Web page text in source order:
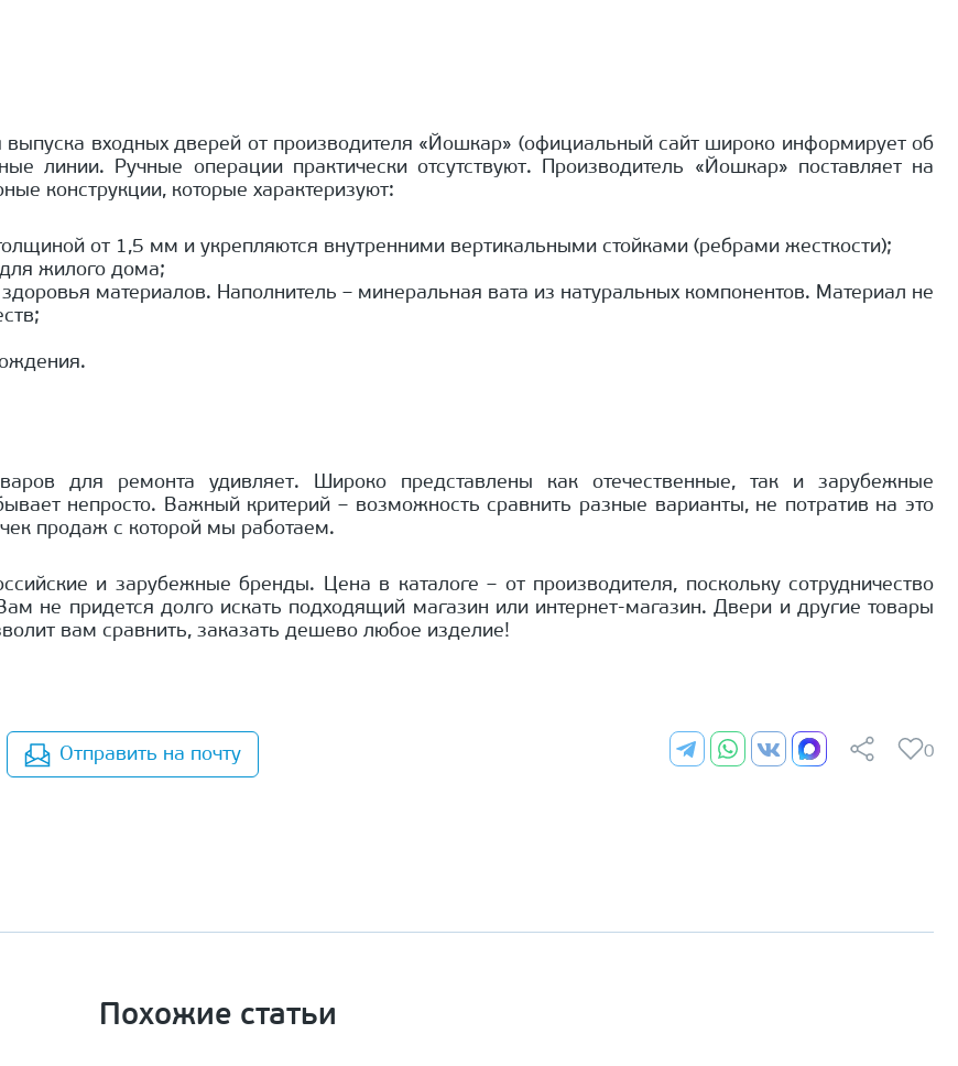
входных дверей от производителя «Йошкар» (официальный сайт широко информирует об
линии. Ручные операции практически отсутствуют. Производитель «Йошкар» поставляет на
конструкции, которые характеризуют:
от 1,5 мм и укрепляются внутренними вертикальными стойками (ребрами жесткости);
жилого дома;
материалов. Наполнитель – минеральная вата из натуральных компонентов. Материал не
для ремонта удивляет. Широко представлены как отечественные, так и зарубежные
непросто. Важный критерий – возможность сравнить разные варианты, не потратив на это
продаж с которой мы работаем.
и зарубежные бренды. Цена в каталоге – от производителя, поскольку сотрудничество
не придется долго искать подходящий магазин или интернет-магазин. Двери и другие товары
вам сравнить, заказать дешево любое изделие!
Отправить на почту 0
Похожие статьи